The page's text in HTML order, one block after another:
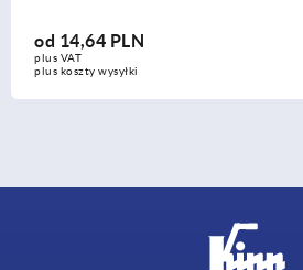
od17,33 PLN
plus VAT
plus koszty wysyłki